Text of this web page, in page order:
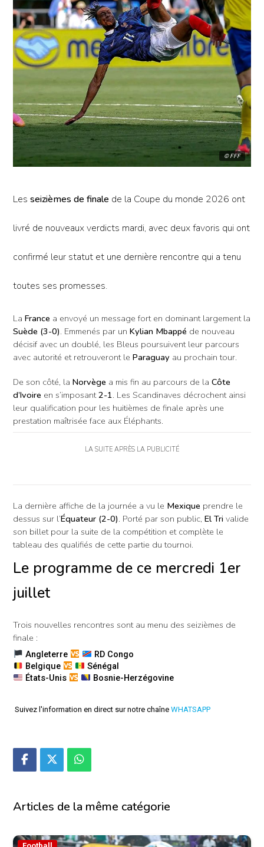
© FFF
Les seizièmes de finale de la Coupe du monde 2026 ont
livré de nouveaux verdicts mardi, avec deux favoris qui ont
confirmé leur statut et une dernière rencontre qui a tenu
toutes ses promesses.
La France a envoyé un message fort en dominant largement la
Suède (3-0). Emmenés par un Kylian Mbappé de nouveau
décisif avec un doublé, les Bleus poursuivent leur parcours
avec autorité et retrouveront le Paraguay au prochain tour.
De son côté, la Norvège a mis fin au parcours de la Côte
d’Ivoire en s’imposant2-1. Les Scandinaves décrochent ainsi
leur qualification pour les huitièmes de finale après une
prestation maîtrisée face aux Éléphants.
LA SUITE APRÈS LA PUBLICITÉ
La dernière affiche de la journée a vu le Mexique prendre le
dessus sur l’Équateur (2-0). Porté par son public, El Tri valide
son billet pour la suite de la compétition et complète le
tableau des qualifiés de cette partie du tournoi.
Le programme de ce mercredi 1er
juillet
Trois nouvelles rencontres sont au menu des seizièmes de
finale :
Angleterre
RD Congo
Belgique
Sénégal
États-Unis
Bosnie-Herzégovine
Suivez l'information en direct sur notre chaîne WHATSAPP
Articles de la même catégorie